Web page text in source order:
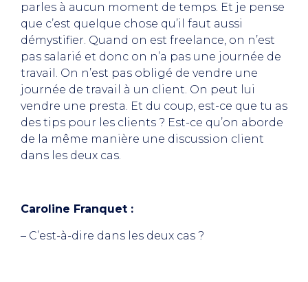
parles à aucun moment de temps. Et je pense
que c’est quelque chose qu’il faut aussi
démystifier. Quand on est freelance, on n’est
pas salarié et donc on n’a pas une journée de
travail. On n’est pas obligé de vendre une
journée de travail à un client. On peut lui
vendre une presta. Et du coup, est-ce que tu as
des tips pour les clients ? Est-ce qu’on aborde
de la même manière une discussion client
dans les deux cas.
Caroline Franquet :
– C’est-à-dire dans les deux cas ?